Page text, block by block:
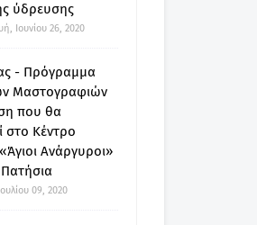
ύδρευσης
Ιουνίου 26, 2020
- Πρόγραμμα
Μαστογραφιών
που θα
στο Κέντρο
Ανάργυροι»
09, 2020